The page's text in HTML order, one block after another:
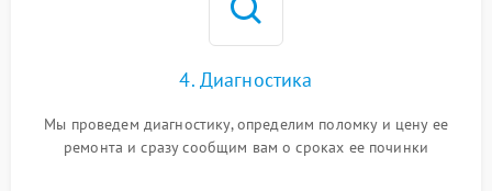
4. Диагностика
Мы проведем диагностику, определим поломку и цену ее
ремонта и сразу сообщим вам о сроках ее починки